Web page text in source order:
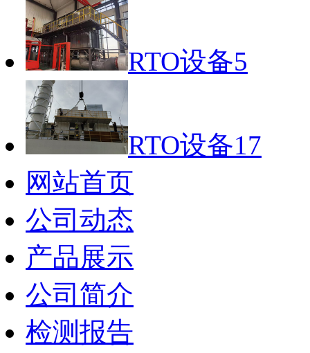
RTO设备5
RTO设备17
网站首页
公司动态
产品展示
公司简介
检测报告